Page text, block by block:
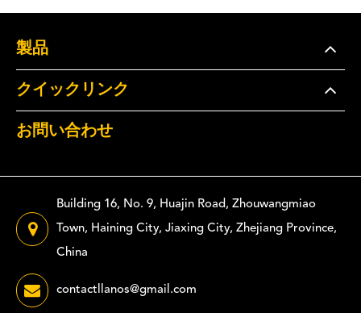
製品
クイックリンク
お問い合わせ
Building 16, No. 9, Huajin Road, Zhouwangmiao
Town, Haining City, Jiaxing City, Zhejiang Province,
China
contactllanos@gmail.com